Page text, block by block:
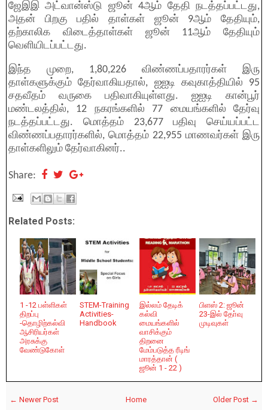
ஜேஇஇ அட்வான்ஸ்டு ஜூன் 4ஆம் தேதி நடத்தப்பட்டது,
அதன் பிறகு பதில் தாள்கள் ஜூன் 9ஆம் தேதியும்,
தற்காலிக விடைத்தாள்கள் ஜூன் 11ஆம் தேதியும்
வெளியிடப்பட்டது.
இந்த முறை, 1,80,226 விண்ணப்பதாரர்கள் இரு
தாள்களுக்கும் தேர்வாகியதால், ஐஐடி கவுகாத்தியில் 95
சதவீதம் வருகை பதிவாகியுள்ளது. ஐஐடி கான்பூர்
மண்டலத்தில், 12 நகரங்களில் 77 மையங்களில் தேர்வு
நடத்தப்பட்டது. மொத்தம் 23,677 பதிவு செய்யப்பட்ட
விண்ணப்பதாரர்களில், மொத்தம் 22,955 மாணவர்கள் இரு
தாள்களிலும் தேர்வாகினர்..
Share:
Related Posts:
1 -12 பள்ளிகள்
திறப்பு
-தொழிற்கல்வி
ஆசிரியர்கள்
அரசுக்கு
வேண்டுகோள்
STEM-Training
Activities-
Handbook
இல்லம் தேடிக்
கல்வி
மையங்களில்
வாசிக்கும்
திறனை
மேம்படுத்த ரீடிங்
மாரத்தான் (
ஜூன் 1 - 22 )
பிளஸ் 2: ஜூன்
23-இல் தோ்வு
முடிவுகள்
← Newer Post Older Post →
Home